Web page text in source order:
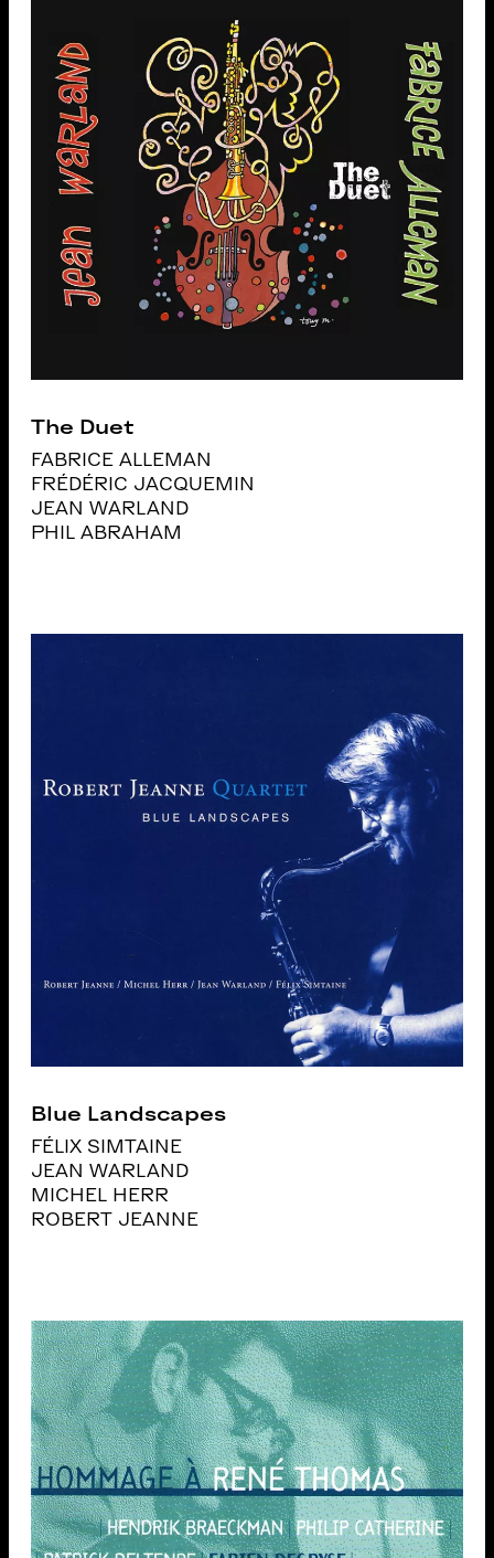
The Duet
FABRICE ALLEMAN
FRÉDÉRIC JACQUEMIN
JEAN WARLAND
PHIL ABRAHAM
Blue Landscapes
FÉLIX SIMTAINE
JEAN WARLAND
MICHEL HERR
ROBERT JEANNE